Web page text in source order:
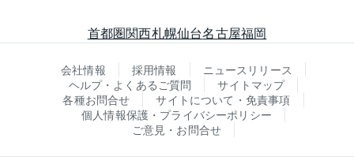
首都圏関西札幌仙台名古屋福岡
会社情報 採用情報
ニュースリリース
ヘルプ・よくあるご質問
サイトマップ
各種お問合せ
サイトについて・免責事項
個人情報保護・プライバシーポリシー
ご意見・お問合せ